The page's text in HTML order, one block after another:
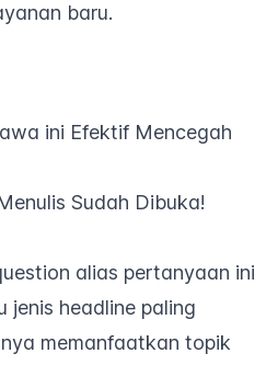
baru.
ini Efektif Mencegah
Sudah Dibuka!
alias pertanyaan ini
jenis headline paling
memanfaatkan topik